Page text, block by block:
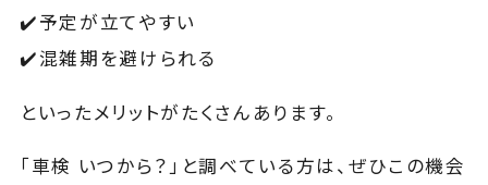
✔️予定が立てやすい
✔️混雑期を避けられる
といったメリットがたくさんあります。
「車検 いつから？」と調べている方は、ぜひこの機会